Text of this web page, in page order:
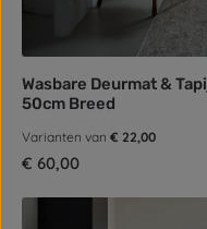
Wasbare Deurmat &
50cm Breed
Varianten van € 22,00
Normale prijs:
€ 60,00